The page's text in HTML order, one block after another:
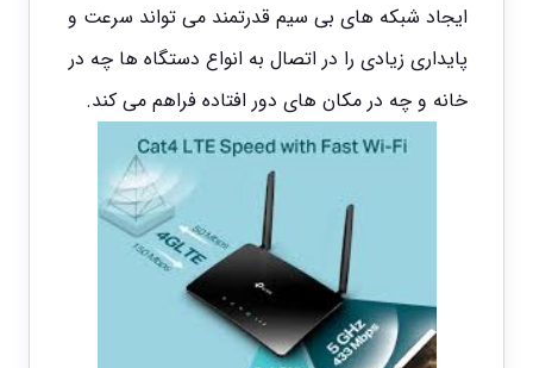
ایجاد شبکه های بی سیم قدرتمند می تواند سرعت و
پایداری زیادی را در اتصال به انواع دستگاه ها چه در
خانه و چه در مکان های دور افتاده فراهم می کند.